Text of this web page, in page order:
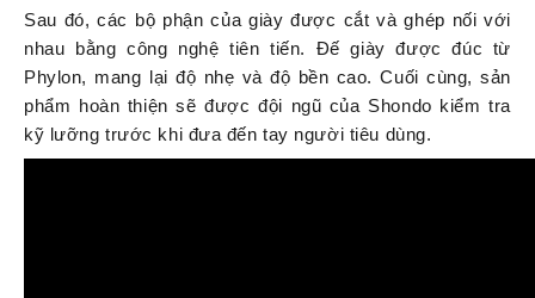
Sau đó, các bộ phận của giày được cắt và ghép nối với
nhau bằng công nghệ tiên tiến. Đế giày được đúc từ
Phylon, mang lại độ nhẹ và độ bền cao. Cuối cùng, sản
phẩm hoàn thiện sẽ được đội ngũ của Shondo kiểm tra
kỹ lưỡng trước khi đưa đến tay người tiêu dùng.